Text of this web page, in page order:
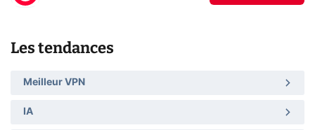
Les tendances
Meilleur VPN
IA